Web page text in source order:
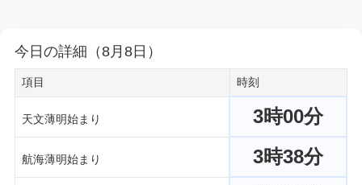
今日の詳細（8月8日）
項目 時刻
天文薄明始まり 3時00分
航海薄明始まり 3時38分